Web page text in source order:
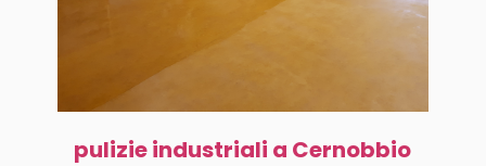
pulizie industriali a Cernobbio